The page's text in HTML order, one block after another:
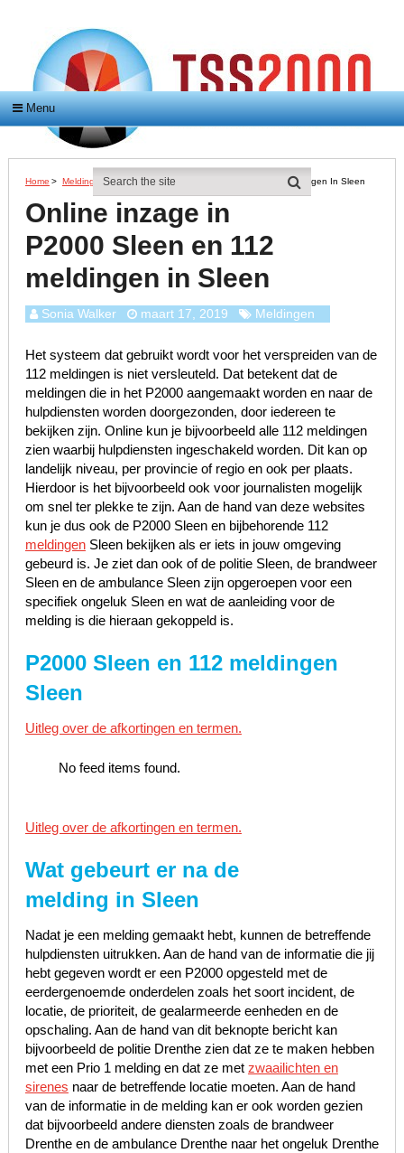
Menu
Home > Meldingen > Online Inzage In P2000 Sleen En 112 Meldingen In Sleen
Online inzage in
P2000 Sleen en 112
meldingen in Sleen
Sonia Walker maart 17, 2019 Meldingen
Het systeem dat gebruikt wordt voor het verspreiden van de
112 meldingen is niet versleuteld. Dat betekent dat de
meldingen die in het P2000 aangemaakt worden en naar de
hulpdiensten worden doorgezonden, door iedereen te
bekijken zijn. Online kun je bijvoorbeeld alle 112 meldingen
zien waarbij hulpdiensten ingeschakeld worden. Dit kan op
landelijk niveau, per provincie of regio en ook per plaats.
Hierdoor is het bijvoorbeeld ook voor journalisten mogelijk
om snel ter plekke te zijn. Aan de hand van deze websites
kun je dus ook de P2000 Sleen en bijbehorende 112
meldingenSleen bekijken als er iets in jouw omgeving
gebeurd is. Je ziet dan ook of de politie Sleen, de brandweer
Sleen en de ambulance Sleen zijn opgeroepen voor een
specifiek ongeluk Sleen en wat de aanleiding voor de
melding is die hieraan gekoppeld is.
P2000 Sleen en 112 meldingen
Sleen
Uitleg over de afkortingen en termen.
No feed items found.
Uitleg over de afkortingen en termen.
Wat gebeurt er na de
melding in Sleen
Nadat je een melding gemaakt hebt, kunnen de betreffende
hulpdiensten uitrukken. Aan de hand van de informatie die jij
hebt gegeven wordt er een P2000 opgesteld met de
eerdergenoemde onderdelen zoals het soort incident, de
locatie, de prioriteit, de gealarmeerde eenheden en de
opschaling. Aan de hand van dit beknopte bericht kan
bijvoorbeeld de politie Drenthe zien dat ze te maken hebben
met een Prio 1 melding en dat ze met zwaailichten en
sirenes naar de betreffende locatie moeten. Aan de hand
van de informatie in de melding kan er ook worden gezien
dat bijvoorbeeld andere diensten zoals de brandweer
Drenthe en de ambulance Drenthe naar het ongeluk Drenthe